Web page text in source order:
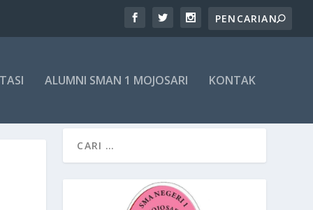
ALUMNI SMAN 1 MOJOSARI KONTAK